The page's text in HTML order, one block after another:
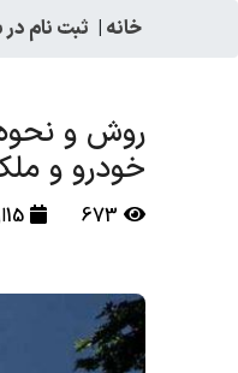
خانه | ثبت نام
روش و
خودرو و
673 15اردیبهشت1400